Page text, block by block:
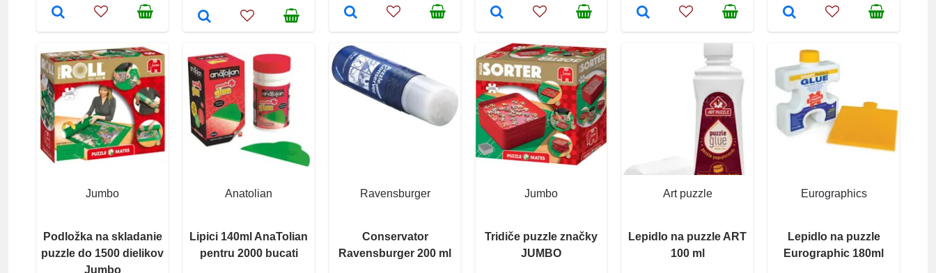
Jumbo
Podložka na skladanie
puzzle do 1500 dielikov
Jumbo
Anatolian
Lipici 140ml AnaTolian
pentru 2000 bucati
Ravensburger
Conservator
Ravensburger 200 ml
Jumbo
Tridiče puzzle značky
JUMBO
Art puzzle
Lepidlo na puzzle ART
100 ml
Eurographics
Lepidlo na puzzle
Eurographic 180ml